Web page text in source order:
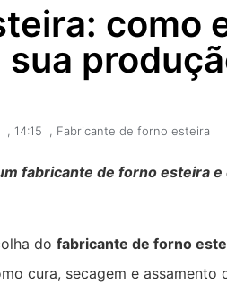
como
sua
14:15 Fabricante de forno esteira
fabricante de forno esteira e
do fabricante de forno
cura, secagem e